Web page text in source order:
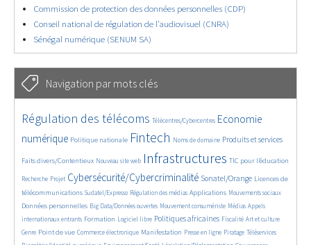
Commission de protection des données personnelles (CDP)
Conseil national de régulation de l’audiovisuel (CNRA)
Sénégal numérique (SENUM SA)
Navigation par mots clés
4654/5650
Régulation des télécoms
362/5650 Télécentres/Cybercentres
3744/5650
Economie
numérique
1854/5650 Politique nationale
5188/5650 Fintech
688/5650 Noms de domaine
2414/5650 Produits et services
1612/5650
Faits divers/Contentieux Nouveau site web Infrastructures TIC pour l’éducation
Recherche
248/5650Projet
3594/5650 Cybersécurité/Cybercriminalité
2329/5650 Sonatel/Orange
1632/5650
Licences de
télécommunications
289/5650 Sudatel/Expresso
1027/5650 Régulation des médias
1526/5650 Applications
1185/5650 Mouvements sociaux
1673/5650
Données personnelles
141/5650 Big Data/Données ouvertes
632/5650 Mouvement consumériste
375/5650 Médias
669/5650
Appels
internationaux entrants
1752/5650 Formation
96/5650 Logiciel libre
2477/5650 Politiques africaines
1097/5650 Fiscalité
178/5650 Art et culture
591/5650
Genre
1836/5650Point de vue
1048/5650 Commerce électronique
1516/5650 Manifestation
342/5650 Presse en ligne
131/5650 Piratage
206/5650 Téléservices
1170/5650